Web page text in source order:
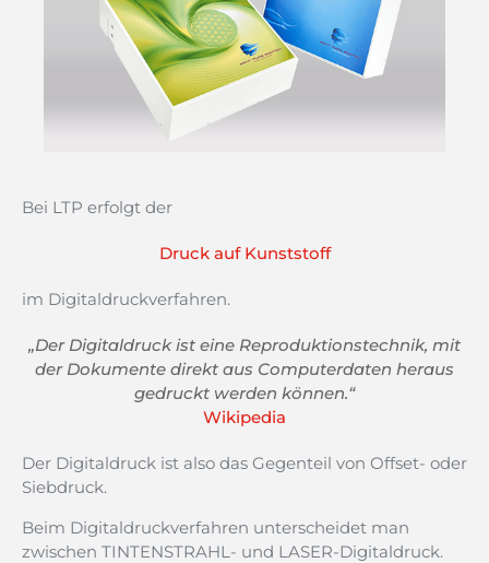
Bei LTP erfolgt der
Druck auf Kunststoff
im Digitaldruckverfahren.
„Der Digitaldruck ist eine Reproduktionstechnik, mit
der Dokumente direkt aus Computerdaten heraus
gedruckt werden können.“
Wikipedia
Der Digitaldruck ist also das Gegenteil von Offset- oder
Siebdruck.
Beim Digitaldruckverfahren unterscheidet man
zwischen TINTENSTRAHL- und LASER-Digitaldruck.